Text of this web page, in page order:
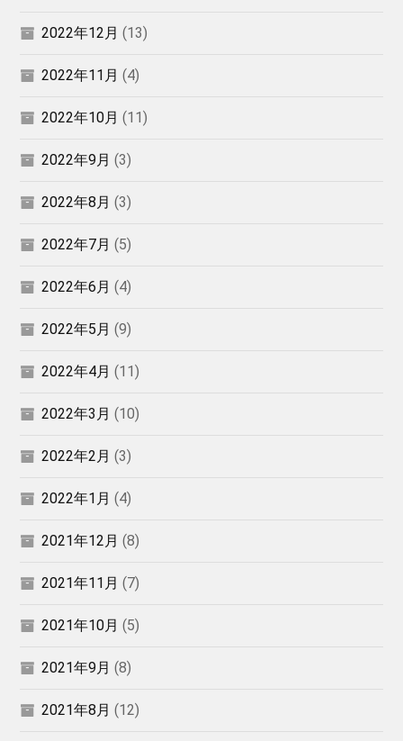
2022年12月 (13)
2022年11月 (4)
2022年10月 (11)
2022年9月 (3)
2022年8月 (3)
2022年7月 (5)
2022年6月 (4)
2022年5月 (9)
2022年4月 (11)
2022年3月 (10)
2022年2月 (3)
2022年1月 (4)
2021年12月 (8)
2021年11月 (7)
2021年10月 (5)
2021年9月 (8)
2021年8月 (12)